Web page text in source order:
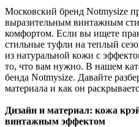
Московский бренд Notmysize
выразительным винтажным
комфортом. Если вы ищете
стильные туфли на теплый
из натуральной кожи с
то, что вам нужно. В нашем
бенда Notmysize. Давайте
материала и как он
Дизайн и материал: кожа
винтажным эффектом